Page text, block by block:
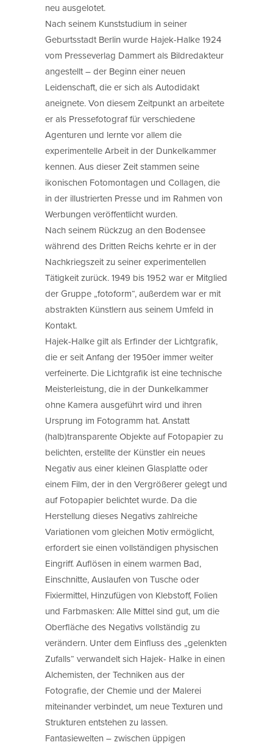
neu ausgelotet.
Nach seinem Kunststudium in seiner
Geburtsstadt Berlin wurde Hajek-Halke 1924
vom Presseverlag Dammert als Bildredakteur
angestellt – der Beginn einer neuen
Leidenschaft, die er sich als Autodidakt
aneignete. Von diesem Zeitpunkt an arbeitete
er als Pressefotograf für verschiedene
Agenturen und lernte vor allem die
experimentelle Arbeit in der Dunkelkammer
kennen. Aus dieser Zeit stammen seine
ikonischen Fotomontagen und Collagen, die
in der illustrierten Presse und im Rahmen von
Werbungen veröffentlicht wurden.
Nach seinem Rückzug an den Bodensee
während des Dritten Reichs kehrte er in der
Nachkriegszeit zu seiner experimentellen
Tätigkeit zurück. 1949 bis 1952 war er Mitglied
der Gruppe „fotoform“, außerdem war er mit
abstrakten Künstlern aus seinem Umfeld in
Kontakt.
Hajek-Halke gilt als Erfinder der Lichtgrafik,
die er seit Anfang der 1950er immer weiter
verfeinerte. Die Lichtgrafik ist eine technische
Meisterleistung, die in der Dunkelkammer
ohne Kamera ausgeführt wird und ihren
Ursprung im Fotogramm hat. Anstatt
(halb)transparente Objekte auf Fotopapier zu
belichten, erstellte der Künstler ein neues
Negativ aus einer kleinen Glasplatte oder
einem Film, der in den Vergrößerer gelegt und
auf Fotopapier belichtet wurde. Da die
Herstellung dieses Negativs zahlreiche
Variationen vom gleichen Motiv ermöglicht,
erfordert sie einen vollständigen physischen
Eingriff. Auflösen in einem warmen Bad,
Einschnitte, Auslaufen von Tusche oder
Fixiermittel, Hinzufügen von Klebstoff, Folien
und Farbmasken: Alle Mittel sind gut, um die
Oberfläche des Negativs vollständig zu
verändern. Unter dem Einfluss des „gelenkten
Zufalls“ verwandelt sich Hajek- Halke in einen
Alchemisten, der Techniken aus der
Fotografie, der Chemie und der Malerei
miteinander verbindet, um neue Texturen und
Strukturen entstehen zu lassen.
Fantasiewelten – zwischen üppigen